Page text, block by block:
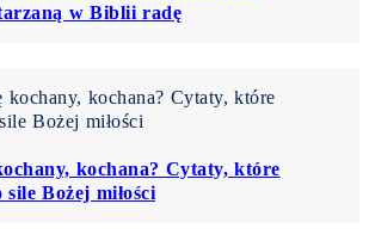
w Biblii radę
kochana? Cytaty, które
Bożej miłości